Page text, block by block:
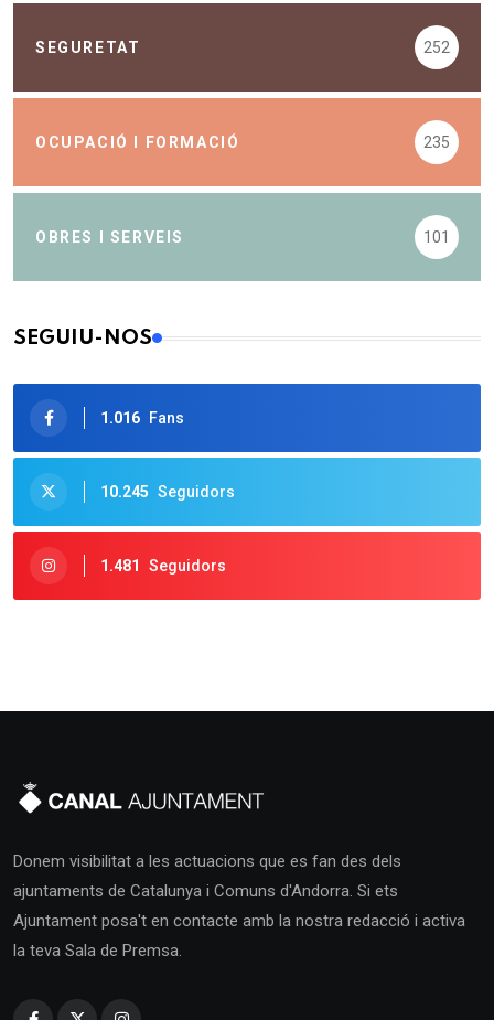
SEGURETAT 252
OCUPACIÓ I FORMACIÓ 235
OBRES I SERVEIS 101
SEGUIU-NOS
1.016 Fans
10.245 Seguidors
1.481 Seguidors
Donem visibilitat a les actuacions que es fan des dels
ajuntaments de Catalunya i Comuns d'Andorra. Si ets
Ajuntament posa't en contacte amb la nostra redacció i activa
la teva Sala de Premsa.